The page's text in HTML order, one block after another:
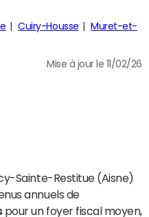
Cuiry-Housse
Muret-et-
Mise à jour le 11/02/26
Sainte-Restitue (Aisne)
annuels de
pour un foyer fiscal moyen,